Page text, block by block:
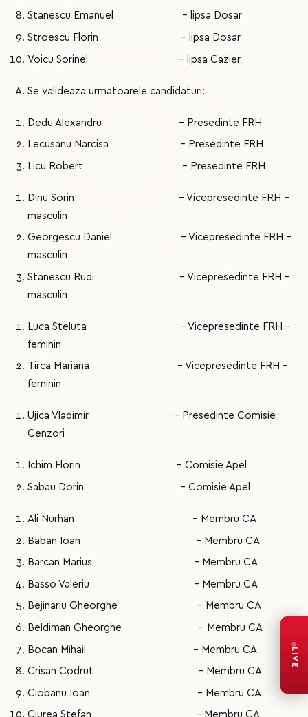
Stanescu Emanuel - lipsa Dosar
Stroescu Florin - lipsa Dosar
Voicu Sorinel - lipsa Cazier
Se valideaza urmatoarele candidaturi:
Dedu Alexandru - Presedinte FRH
Lecusanu Narcisa - Presedinte FRH
Licu Robert - Presedinte FRH
Dinu Sorin - Vicepresedinte FRH –
masculin
Georgescu Daniel - Vicepresedinte FRH –
masculin
Stanescu Rudi - Vicepresedinte FRH –
masculin
Luca Steluta - Vicepresedinte FRH –
feminin
Tirca Mariana - Vicepresedinte FRH –
feminin
Ujica Vladimir - Presedinte Comisie
Cenzori
Ichim Florin - Comisie Apel
Sabau Dorin - Comisie Apel
Ali Nurhan - Membru CA
Baban Ioan - Membru CA
Barcan Marius - Membru CA
Basso Valeriu - Membru CA
Bejinariu Gheorghe - Membru CA
Beldiman Gheorghe - Membru CA
Bocan Mihail - Membru CA
Crisan Codrut - Membru CA
Ciobanu Ioan - Membru CA
Ciurea Stefan - Membru CA
LIVE